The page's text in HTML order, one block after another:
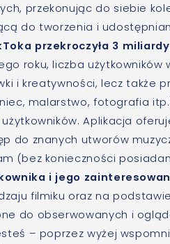
przekonując do siebie
do tworzenia i
przekroczyła 3
roku, liczba użytkowników
i kreatywności, lecz także
malarstwo, fotografia
Aplikacja
do znanych utworów
(bez konieczności
i jego
filmiku oraz na
do obserwowanych i
– poprzez wyżej